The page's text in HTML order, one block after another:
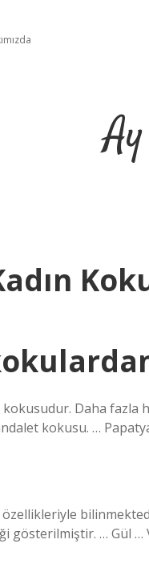
kokusudur. Daha
kokusu. …
özellikleriyle
gösterilmiştir. … Gül